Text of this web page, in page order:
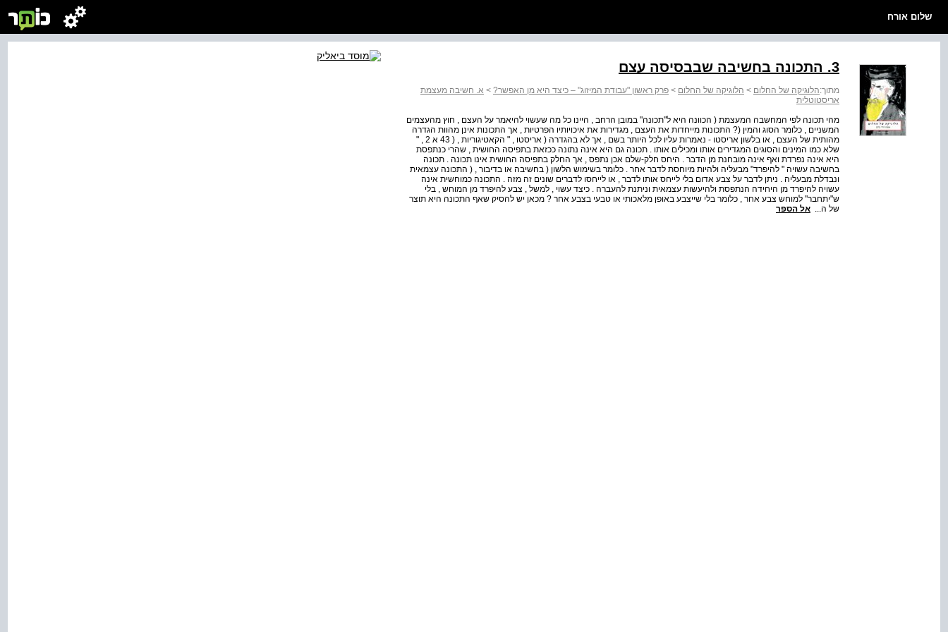
שלום אורח
3. התכונה בחשיבה שבבסיסה עצם
מתוך:הלוגיקה של החלום > הלוגיקה של החלום > פרק ראשון "עבודת המיזוג" – כיצד היא מן האפשר? > א. חשיבה מעצמת
אריסטוטלית
מהי תכונה לפי המחשבה המעצמת ( הכוונה היא ל"תכונה" במובן הרחב , היינו כל מה שעשוי להיאמר על העצם , חוץ מהעצמים
המשניים , כלומר הסוג והמין (? התכונות מייחדות את העצם , מגדירות את איכויותיו הפרטיות , אך התכונות אינן מהוות הגדרה
מהותית של העצם , או בלשון אריסטו - נאמרות עליו לכל היותר בשם , אך לא בהגדרה ( אריסטו , " הקאטיגוריות , ( 43 א 2 , "
שלא כמו המינים והסוגים המגדירים אותו ומכילים אותו . תכונה גם היא אינה נתונה ככזאת בתפיסה החושית , שהרי כנתפסת
היא אינה נפרדת ואף אינה מובחנת מן הדבר . היחס חלק-שלם אכן נתפס , אך החלק בתפיסה החושית אינו תכונה . תכונה
בחשיבה עשויה " להיפרד" מבעליה ולהיות מיוחסת לדבר אחר . כלומר בשימוש הלשון ( בחשיבה או בדיבור , ( התכונה עצמאית
ונבדלת מבעליה . ניתן לדבר על צבע אדום בלי לייחס אותו לדבר , או לייחסו לדברים שונים זה מזה . התכונה כמוחשית אינה
עשויה להיפרד מן היחידה הנתפסת ולהיעשות עצמאית וניתנת להעברה . כיצד עשוי , למשל , צבע להיפרד מן המוחש , בלי
ש"יתחבר" למוחש צבע אחר , כלומר בלי שייצבע באופן מלאכותי או טבעי בצבע אחר ? מכאן יש להסיק שאף התכונה היא תוצר
של ה... אל הספר